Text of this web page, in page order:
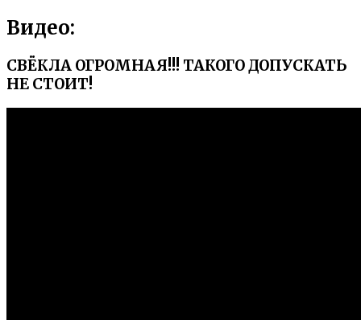
Видео:
СВЁКЛА ОГРОМНАЯ!!! ТАКОГО ДОПУСКАТЬ
НЕ СТОИТ!